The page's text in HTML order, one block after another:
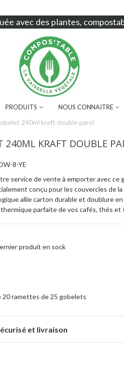
avec des plantes,
PRODUITS NOUS CONNAITRE
240ml kraft double paroi
240ML KRAFT DOUBLE
8-YE
service de vente à emporter avec ce
conçu pour les couvercles de la
allie carton durable et doublure
parfaite de vos cafés, thés et
produit en sock
20 ramettes de 25 gobelets
et livraison